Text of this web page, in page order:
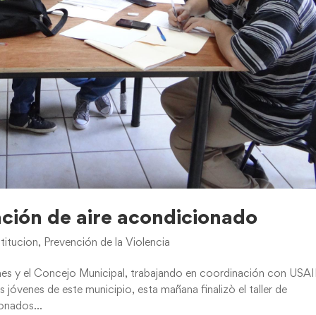
de aire acondicionado
, Prevención de la Violencia
y el Concejo Municipal, trabajando en coordinación con
de este municipio, esta mañana finalizò el taller de